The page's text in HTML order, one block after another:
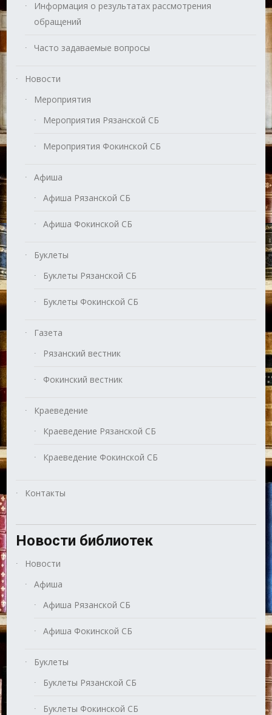
Информация о результатах рассмотрения
обращений
Часто задаваемые вопросы
Новости
Мероприятия
Мероприятия Рязанской СБ
Мероприятия Фокинской СБ
Афиша
Афиша Рязанской СБ
Афиша Фокинской СБ
Буклеты
Буклеты Рязанской СБ
Буклеты Фокинской СБ
Газета
Рязанский вестник
Фокинский вестник
Краеведение
Краеведение Рязанской СБ
Краеведение Фокинской СБ
Контакты
Новости библиотек
Новости
Афиша
Афиша Рязанской СБ
Афиша Фокинской СБ
Буклеты
Буклеты Рязанской СБ
Буклеты Фокинской СБ